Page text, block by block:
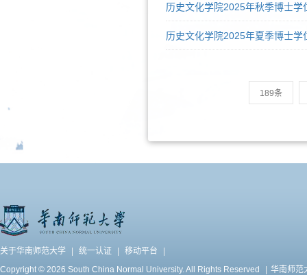
历史文化学院2025年秋季博士学
历史文化学院2025年夏季博士学
189条
关于华南师范大学 | 统一认证 | 移动平台
|
Copyright © 2026 South China Normal University. All Rights Reserved
| 华南师范